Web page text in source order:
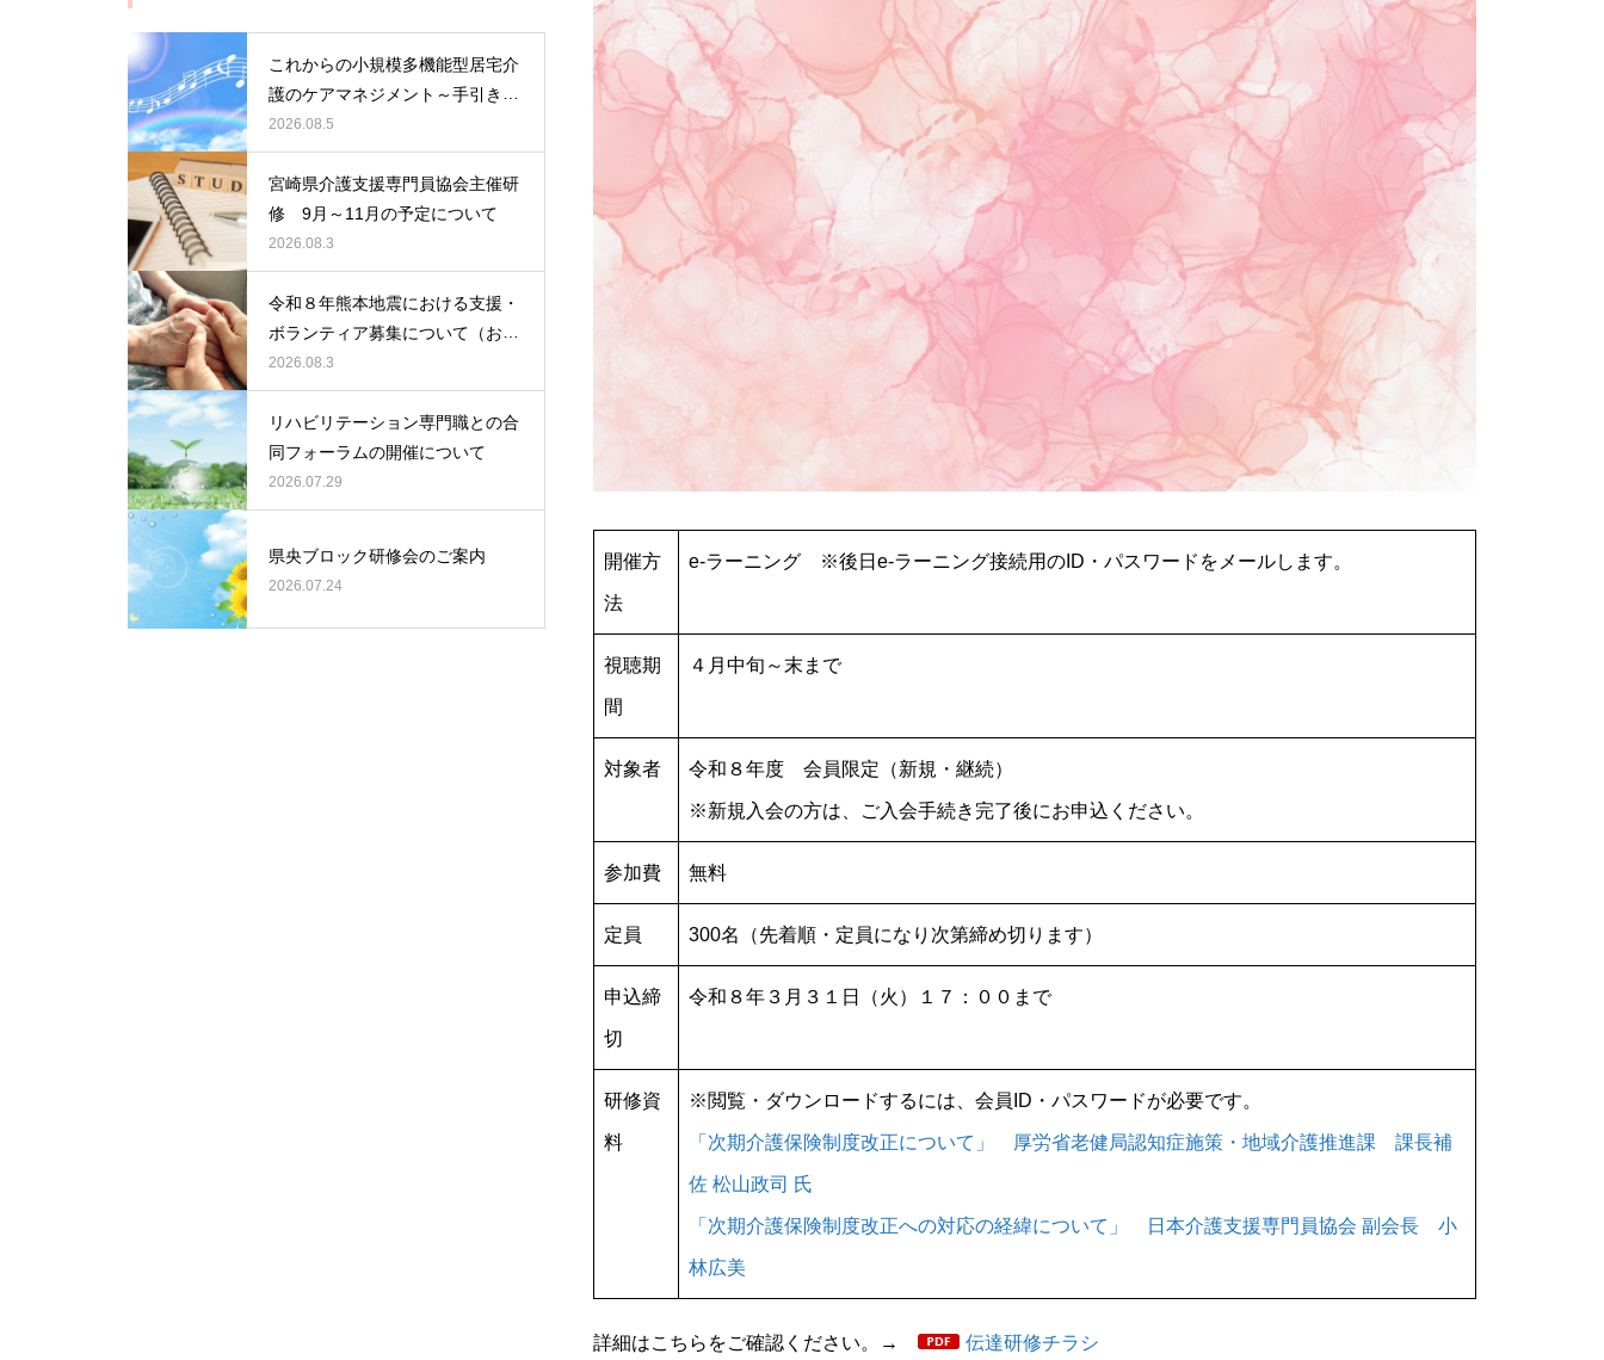
開催方
法
e-ラーニング ※後日e-ラーニング接続用のID・パスワードをメールします。
視聴期
間
４月中旬～末まで
対象者 令和８年度 会員限定（新規・継続）
※新規入会の方は、ご入会手続き完了後にお申込ください。
参加費 無料
定員 300名（先着順・定員になり次第締め切ります）
申込締
切
令和８年３月３１日（火）１７：００まで
研修資
料
※閲覧・ダウンロードするには、会員ID・パスワードが必要です。
「次期介護保険制度改正について」 厚労省老健局認知症施策・地域介護推進課 課長補
佐 松山政司 氏
「次期介護保険制度改正への対応の経緯について」 日本介護支援専門員協会 副会長 小
林広美
詳細はこちらをご確認ください。→
伝達研修チラシ
これからの小規模多機能型居宅介
護のケアマネジメント～手引きの
活用と実践から学ぶ、利用者・家
族・地域を支える力～ 受講者の
募集について
2026.08.5
宮崎県介護支援専門員協会主催研
修 9月～11月の予定について
2026.08.3
令和８年熊本地震における支援・
ボランティア募集について（お願
い）
2026.08.3
リハビリテーション専門職との合
同フォーラムの開催について
2026.07.29
県央ブロック研修会のご案内
2026.07.24